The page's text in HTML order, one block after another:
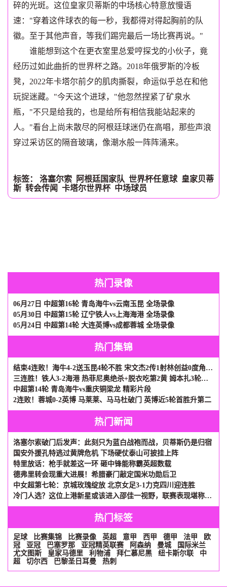
碎的光斑。这位皇家贝蒂斯的中场核心特意放慢语
速："穿着这件球衣的每一秒，我都得对得起胸前的队
徽。至于其他声音，等我们踢完最后一场比赛再说。"
谁能想到这个在更衣室里总爱哼探戈的小伙子，竟
经历过如此曲折的世界杯之路。2018年俄罗斯的冷板
凳，2022年卡塔尔前夕的肌肉撕裂，命运似乎总在和他
玩捉迷藏。"今天这个进球，"他忽然捏紧了矿泉水
瓶，"不只是给我的，也是给所有相信我能站起来的
人。"看台上尚未散尽的阿根廷球迷仍在高唱，那些声浪
穿过采访区的隔音玻璃，像潮水般一阵阵涌来。
标签： 洛塞尔索 阿根廷国家队 世界杯任意球 皇家贝蒂
斯 转会传闻 卡塔尔世界杯 中场球员
热门录像
06月27日 中超第16轮 青岛海牛vs云南玉昆 全场录像
05月30日 中超第15轮 辽宁铁人vs上海海港 全场录像
05月24日 中超第14轮 大连英博vs成都蓉城 全场录像
热门集锦
结束4连败！海牛4-2送玉昆4轮不胜 宋文杰2传1射林创益0度角破门
三连胜！铁人3-2海港 热菲尼奥绝杀+脱衣吃第2黄 姆本扎3轮轰6球
中超第14轮 青岛海牛vs重庆铜梁龙 精彩片段
2连败！蓉城0-2英博 马莱莱、马马杜破门 英博近5轮首胜升第二
热门新闻
洛塞尔索破门后发声：此刻只为蓝白战袍而战，贝蒂斯仍是归宿
国安外援孔特逃过黄牌危机 下场硬仗泰山可披挂上阵
特里放话：枪手就差这一环 砸中锋能称霸英超数载
德弗里转会现重大进展！希腊豪门敲定国米功勋后卫
中女超第七轮：京城玫瑰绽放 北京女足3-1力克四川迎连胜
冷门人选？这位上港新星或该进入邵佳一视野，联赛表现堪称惊喜
热门标签
足球 比赛集锦 比赛录像 英超 意甲 西甲 德甲 法甲
欧
冠
亚冠 巴塞罗那 亚冠精英联赛 阿森纳 曼城
国际米兰
尤文图斯
皇家马德里 利物浦 拜仁慕尼黑 纽卡斯尔联
中
超
切尔西 巴黎圣日耳曼 热刺